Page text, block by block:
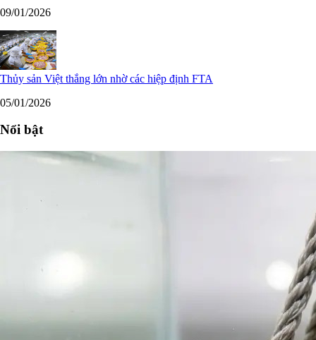
09/01/2026
Thủy sản Việt thắng lớn nhờ các hiệp định FTA
05/01/2026
Nổi bật